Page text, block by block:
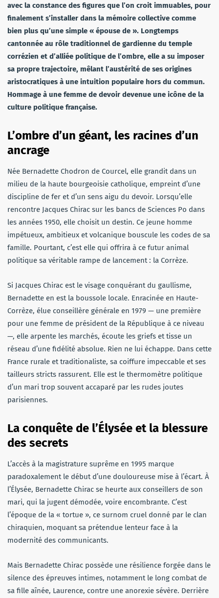
avec la constance des figures que l’on croit immuables, pour
finalement s’installer dans la mémoire collective comme
bien plus qu’une simple « épouse de ». Longtemps
cantonnée au rôle traditionnel de gardienne du temple
corrézien et d’alliée politique de l’ombre, elle a su imposer
sa propre trajectoire, mêlant l’austérité de ses origines
aristocratiques à une intuition populaire hors du commun.
Hommage à une femme de devoir devenue une icône de la
culture politique française.
L’ombre d’un géant, les racines d’un
ancrage
Née Bernadette Chodron de Courcel, elle grandit dans un
milieu de la haute bourgeoisie catholique, empreint d’une
discipline de fer et d’un sens aigu du devoir. Lorsqu’elle
rencontre Jacques Chirac sur les bancs de Sciences Po dans
les années 1950, elle choisit un destin. Ce jeune homme
impétueux, ambitieux et volcanique bouscule les codes de sa
famille. Pourtant, c’est elle qui offrira à ce futur animal
politique sa véritable rampe de lancement : la Corrèze.
Si Jacques Chirac est le visage conquérant du gaullisme,
Bernadette en est la boussole locale. Enracinée en Haute-
Corrèze, élue conseillère générale en 1979 — une première
pour une femme de président de la République à ce niveau
—, elle arpente les marchés, écoute les griefs et tisse un
réseau d’une fidélité absolue. Rien ne lui échappe. Dans cette
France rurale et traditionaliste, sa coiffure impeccable et ses
tailleurs stricts rassurent. Elle est le thermomètre politique
d’un mari trop souvent accaparé par les rudes joutes
parisiennes.
La conquête de l’Élysée et la blessure
des secrets
L’accès à la magistrature suprême en 1995 marque
paradoxalement le début d’une douloureuse mise à l’écart. À
l’Élysée, Bernadette Chirac se heurte aux conseillers de son
mari, qui la jugent démodée, voire encombrante. C’est
l’époque de la « tortue », ce surnom cruel donné par le clan
chiraquien, moquant sa prétendue lenteur face à la
modernité des communicants.
Mais Bernadette Chirac possède une résilience forgée dans le
silence des épreuves intimes, notamment le long combat de
sa fille aînée, Laurence, contre une anorexie sévère. Derrière